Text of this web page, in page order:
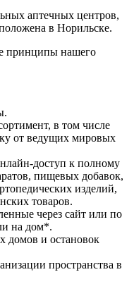
аптечных центров,
в Норильске.
принципы нашего
в том числе
от ведущих мировых
доступ к полному
пищевых добавок,
изделий,
товаров.
через сайт или по
на дом*.
домов и остановок
пространства в